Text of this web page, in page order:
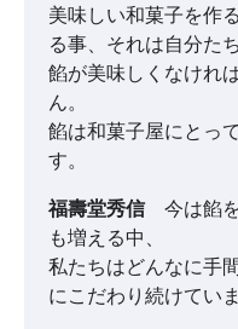
美味しい和菓子を作
る事、それは自分た
餡が美味しくなけれ
ん。
餡は和菓子屋にとっ
す。
福壽堂秀信今は餡を
も増える中、
私たちはどんなに手
にこだわり続けていま